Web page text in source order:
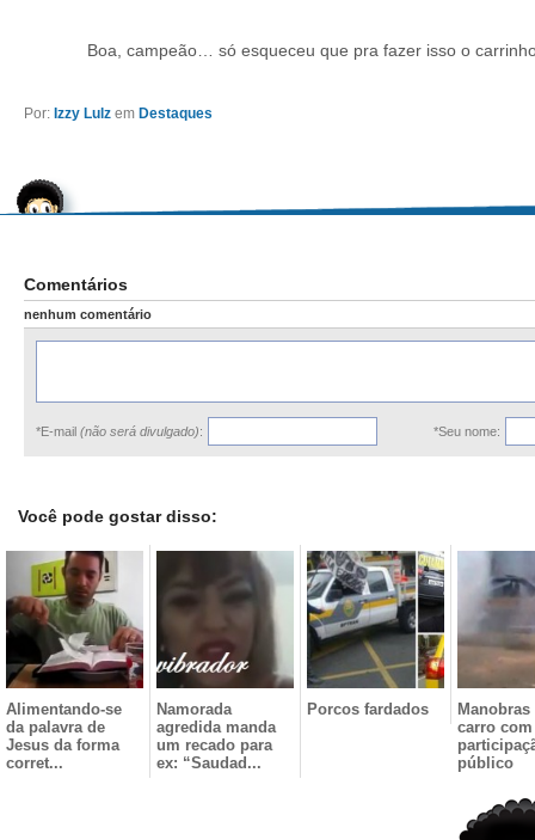
Boa, campeão… só esqueceu que pra fazer isso o
Por: Izzy Lulz em Destaques
Comentários
nenhum comentário
*E-mail (não será divulgado): *Seu nome:
Você pode gostar disso:
Alimentando-se
da palavra de
Jesus da forma
corret...
Namorada
agredida manda
um recado para
ex: “Saudad...
Porcos fardados
Manobras
carro com
público